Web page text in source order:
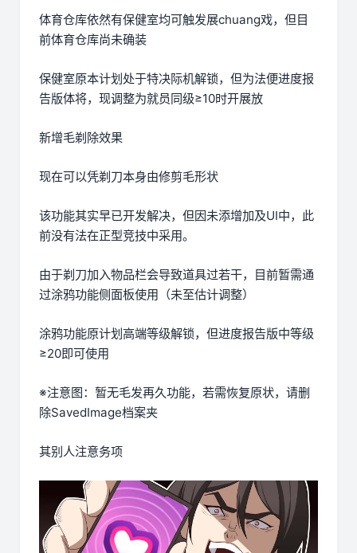
体育仓库依然有保健室均可触发展chuang戏，但目
前体育仓库尚未确装
保健室原本计划处于特决际机解锁，但为法便进度报
告版体将，现调整为就员同级≥10时开展放
新增毛剃除效果
现在可以凭剃刀本身由修剪毛形状
该功能其实早已开发解决，但因未添增加及UI中，此
前没有法在正型竞技中采用。
由于剃刀加入物品栏会导致道具过若干，目前暂需通
过涂鸦功能侧面板使用（未至估计调整）
涂鸦功能原计划高端等级解锁，但进度报告版中等级
≥20即可使用
※注意图：暂无毛发再久功能，若需恢复原状，请删
除SavedImage档案夹
其别人注意务项